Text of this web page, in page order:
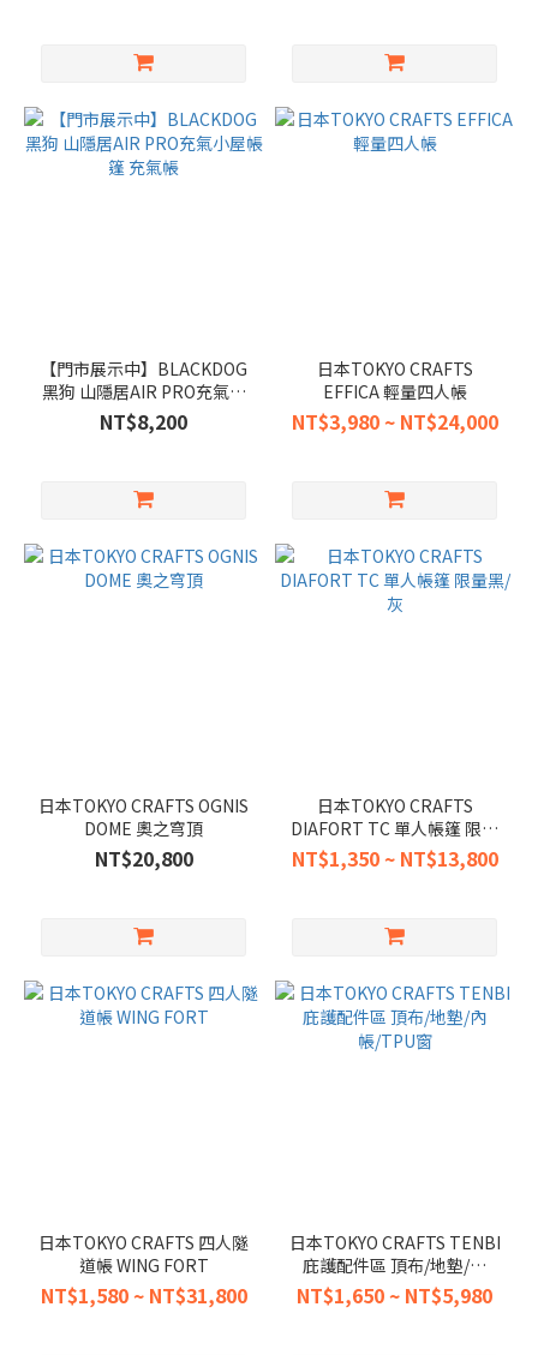
【門市展示中】BLACKDOG
黑狗 山隱居AIR PRO充氣小
屋帳篷 充氣帳
NT$8,200
日本TOKYO CRAFTS
EFFICA 輕量四人帳
NT$3,980 ~ NT$24,000
日本TOKYO CRAFTS OGNIS
DOME 奧之穹頂
NT$20,800
日本TOKYO CRAFTS
DIAFORT TC 單人帳篷 限量
黑/灰
NT$1,350 ~ NT$13,800
日本TOKYO CRAFTS 四人隧
道帳 WING FORT
NT$1,580 ~ NT$31,800
日本TOKYO CRAFTS TENBI
庇護配件區 頂布/地墊/內
帳/TPU窗
NT$1,650 ~ NT$5,980